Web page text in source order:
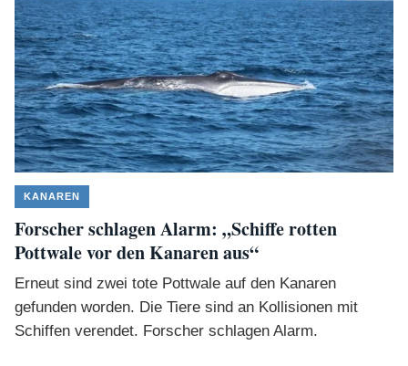
KANAREN
Forscher schlagen Alarm: „Schiffe rotten
Pottwale vor den Kanaren aus“
Erneut sind zwei tote Pottwale auf den Kanaren
gefunden worden. Die Tiere sind an Kollisionen mit
Schiffen verendet. Forscher schlagen Alarm.